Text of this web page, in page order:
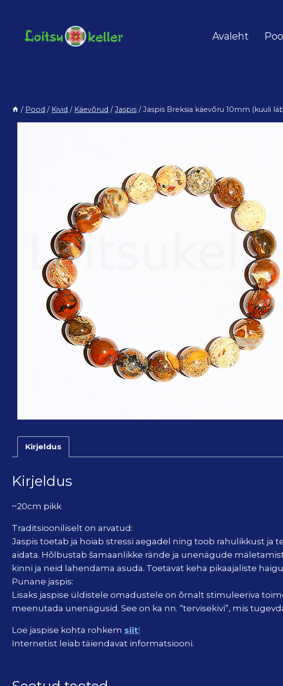
content
Avaleht
/ Pood / Kivid / Käevõrud / Jaspis / Jaspis Breksia käevõru 10mm (kuuli
Kirjeldus
Kirjeldus
~20cm pikk
Traditsiooniliselt on arvatud:
Jaspis toetab ja hoiab stressi aegadel ning toob rahulikkust
aidata. Hõlbustab šamaanlikke rände ja unenägude
kinni ja neid lahendama asuda. Toetavat keha pikaajaliste
Punane jaspis:
Lisaks jaspise üldistele omadustele on õrnalt stimuleeriva
meenutada unenägusid. See on ka nn. “tervisekivi”, mis
Loe jaspise kohta rohkem siit!
Internetist leiab täiendavat informatsiooni.